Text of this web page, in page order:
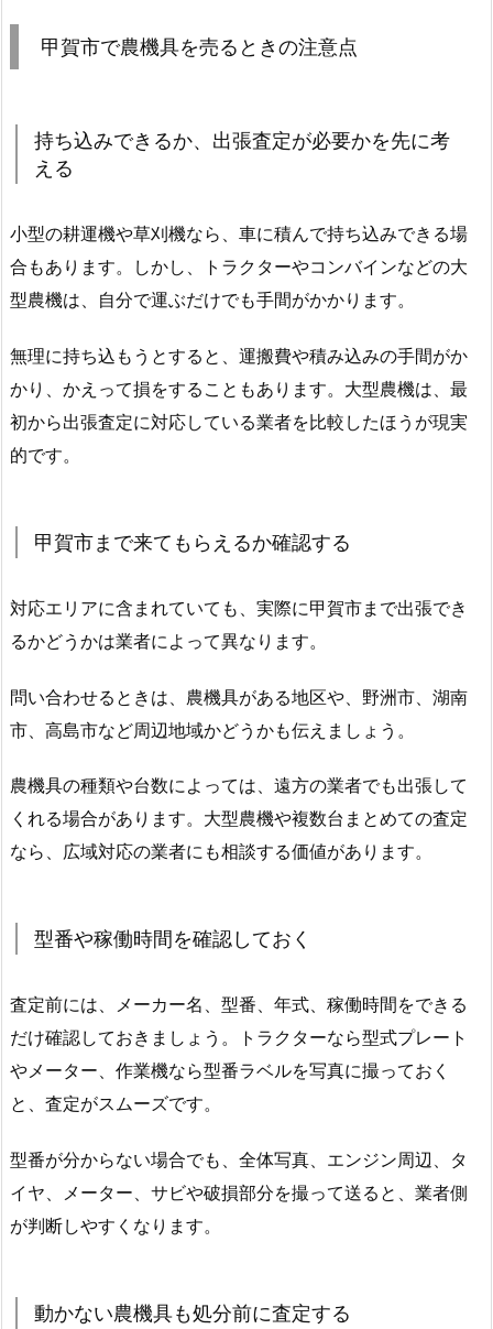
甲賀市で農機具を売るときの注意点
持ち込みできるか、出張査定が必要かを先に考
える
小型の耕運機や草刈機なら、車に積んで持ち込みできる場
合もあります。しかし、トラクターやコンバインなどの大
型農機は、自分で運ぶだけでも手間がかかります。
無理に持ち込もうとすると、運搬費や積み込みの手間がか
かり、かえって損をすることもあります。大型農機は、最
初から出張査定に対応している業者を比較したほうが現実
的です。
甲賀市まで来てもらえるか確認する
対応エリアに含まれていても、実際に甲賀市まで出張でき
るかどうかは業者によって異なります。
問い合わせるときは、農機具がある地区や、野洲市、湖南
市、高島市など周辺地域かどうかも伝えましょう。
農機具の種類や台数によっては、遠方の業者でも出張して
くれる場合があります。大型農機や複数台まとめての査定
なら、広域対応の業者にも相談する価値があります。
型番や稼働時間を確認しておく
査定前には、メーカー名、型番、年式、稼働時間をできる
だけ確認しておきましょう。トラクターなら型式プレート
やメーター、作業機なら型番ラベルを写真に撮っておく
と、査定がスムーズです。
型番が分からない場合でも、全体写真、エンジン周辺、タ
イヤ、メーター、サビや破損部分を撮って送ると、業者側
が判断しやすくなります。
動かない農機具も処分前に査定する